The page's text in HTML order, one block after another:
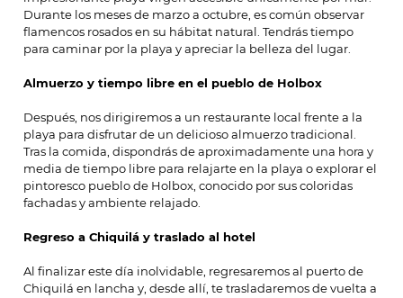
Durante los meses de marzo a octubre, es común observar
flamencos rosados en su hábitat natural. Tendrás tiempo
para caminar por la playa y apreciar la belleza del lugar.
Almuerzo y tiempo libre en el pueblo de Holbox
Después, nos dirigiremos a un restaurante local frente a la
playa para disfrutar de un delicioso almuerzo tradicional.
Tras la comida, dispondrás de aproximadamente una hora y
media de tiempo libre para relajarte en la playa o explorar el
pintoresco pueblo de Holbox, conocido por sus coloridas
fachadas y ambiente relajado.
Regreso a Chiquilá y traslado al hotel
Al finalizar este día inolvidable, regresaremos al puerto de
Chiquilá en lancha y, desde allí, te trasladaremos de vuelta a